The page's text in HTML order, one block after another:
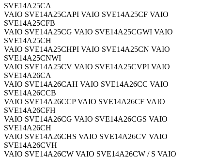
SVE14A25CA
VAIO SVE14A25CAPI VAIO SVE14A25CF VAIO
SVE14A25CFB
VAIO SVE14A25CG VAIO SVE14A25CGWI VAIO
SVE14A25CH
VAIO SVE14A25CHPI VAIO SVE14A25CN VAIO
SVE14A25CNWI
VAIO SVE14A25CV VAIO SVE14A25CVPI VAIO
SVE14A26CA
VAIO SVE14A26CAH VAIO SVE14A26CC VAIO
SVE14A26CCB
VAIO SVE14A26CCP VAIO SVE14A26CF VAIO
SVE14A26CFH
VAIO SVE14A26CG VAIO SVE14A26CGS VAIO
SVE14A26CH
VAIO SVE14A26CHS VAIO SVE14A26CV VAIO
SVE14A26CVH
VAIO SVE14A26CW VAIO SVE14A26CW / S VAIO